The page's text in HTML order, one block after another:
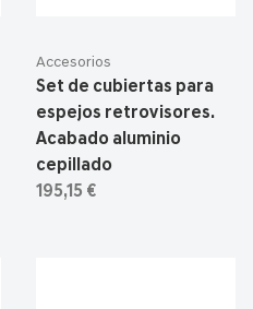
Accesorios
Set de cubiertas para
espejos retrovisores.
Acabado aluminio
cepillado
195,15 €